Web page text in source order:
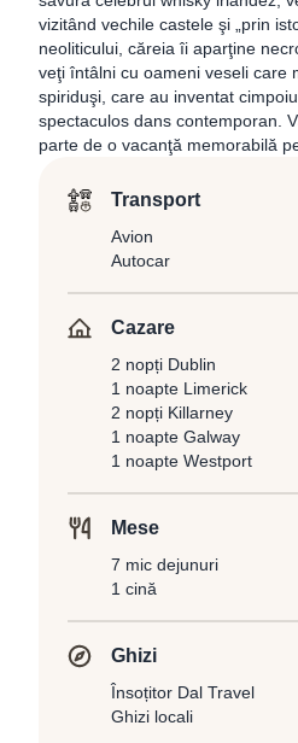
vizitând vechile castele şi „prin
neoliticului, căreia îi aparţine
veţi întâlni cu oameni veseli care
spiriduşi, care au inventat
spectaculos dans contemporan.
parte de o vacanţă memorabilă
Transport
Avion
Autocar
Cazare
2 nopți Dublin
1 noapte Limerick
2 nopți Killarney
1 noapte Galway
1 noapte Westport
Mese
7 mic dejunuri
1 cină
Ghizi
Însoțitor Dal Travel
Ghizi locali